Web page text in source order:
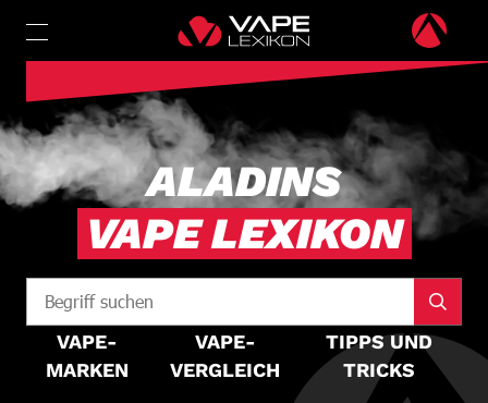
ALADINS
VAPE LEXIKON
VAPE-
MARKEN
VAPE-
VERGLEICH
TIPPS UND
TRICKS